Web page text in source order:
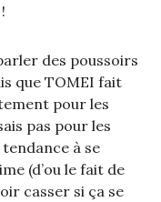
des poussoirs
que TOMEI fait
pour les
pas pour les
à se
(d’ou le fait de
casser si ça se